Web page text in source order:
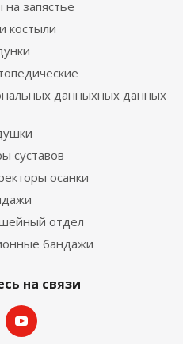
запястье
костыли
данныхных данных
суставов
осанки
отдел
бандажи
на связи